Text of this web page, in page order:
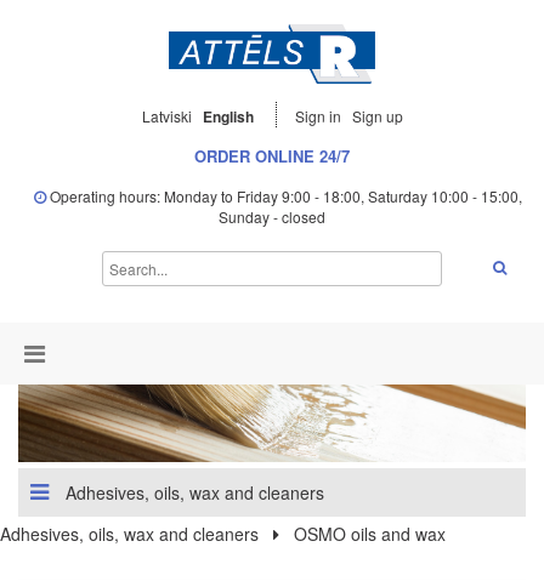
Latviski English Sign in Sign up
ORDER ONLINE 24/7
Operating hours: Monday to Friday 9:00 - 18:00, Saturday 10:00 - 15:00,
Sunday - closed
Adhesives, oils, wax and cleaners
Adhesives, oils, wax and cleaners
OSMO oils and wax